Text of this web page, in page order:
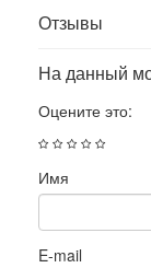
Отзывы
На данный
Оцените это:
Имя
E-mail